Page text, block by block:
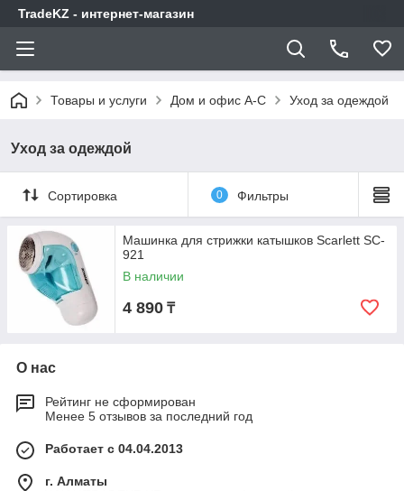
TradeKZ - интернет-магазин
Товары и услуги Дом и офис A-C Уход за одеждой
Уход за одеждой
Сортировка 0 Фильтры
Машинка для стрижки катышков Scarlett SC-
921
В наличии
4 890 ₸
О нас
Рейтинг не сформирован
Менее 5 отзывов за последний год
Работает с 04.04.2013
г. Алматы